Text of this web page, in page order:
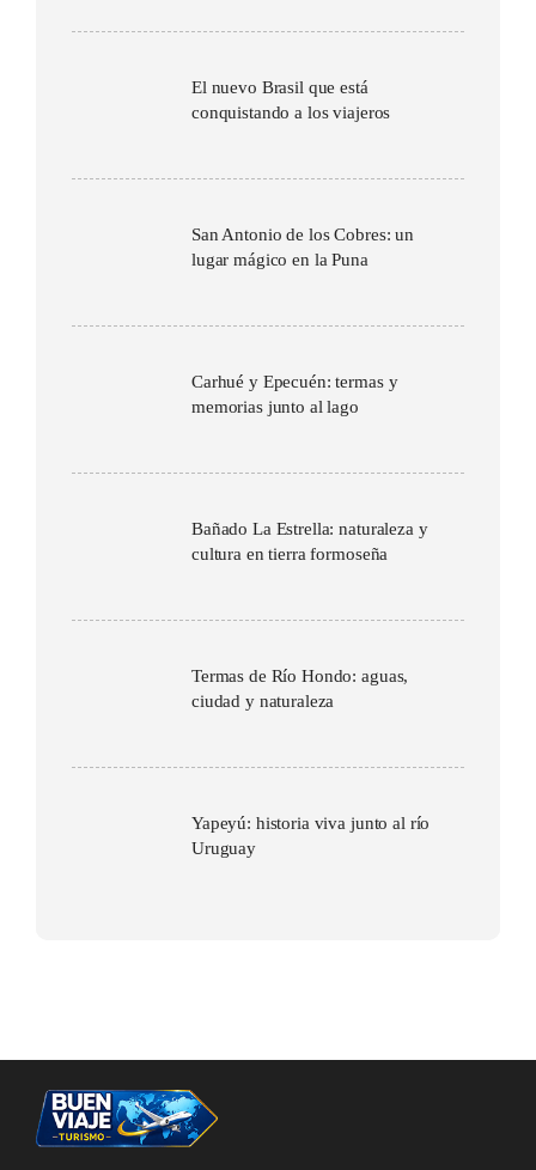
El nuevo Brasil que está
conquistando a los viajeros
San Antonio de los Cobres: un
lugar mágico en la Puna
Carhué y Epecuén: termas y
memorias junto al lago
Bañado La Estrella: naturaleza y
cultura en tierra formoseña
Termas de Río Hondo: aguas,
ciudad y naturaleza
Yapeyú: historia viva junto al río
Uruguay